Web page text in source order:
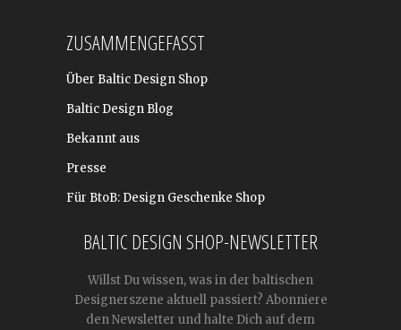
ZUSAMMENGEFASST
Über Baltic Design Shop
Baltic Design Blog
Bekannt aus
Presse
Für BtoB: Design Geschenke Shop
BALTIC DESIGN SHOP-NEWSLETTER
Willst Du wissen, was in der baltischen
Designerszene aktuell passiert? Abonniere
den Newsletter und halte Dich auf dem